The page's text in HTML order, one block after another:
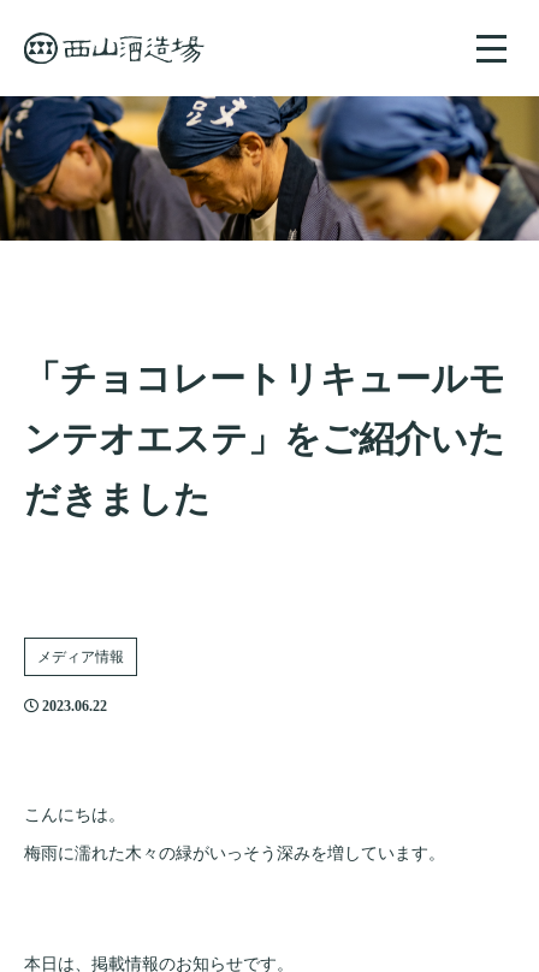
toggle
「チョコレートリキュールモ
ンテオエステ」をご紹介いた
だきました
メディア情報
2023.06.22
こんにちは。
梅雨に濡れた木々の緑がいっそう深みを増しています。
本日は、掲載情報のお知らせです。